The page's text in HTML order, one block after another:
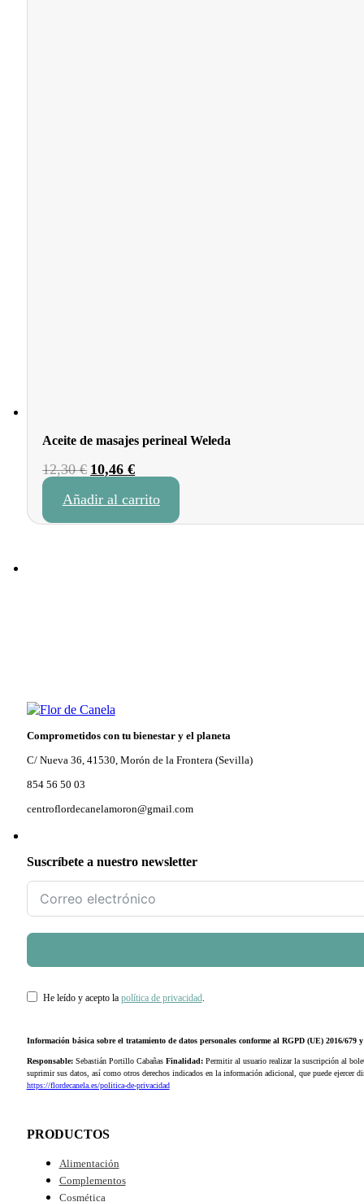
Aceite de masajes perineal Weleda
12,30€ El
original
10,46€El
actual
Añadir al carrito
Comprometidos con tu bienestar y el planeta
C/ Nueva 36, 41530, Morón de la Frontera (Sevilla)
854 56 50 03
centroflordecanelamoron@gmail.com
Suscríbete a nuestro newsletter
He leído y acepto la política de privacidad.
Información básica sobre el tratamiento de datos personales conforme al RGPD (UE) 2016/679
Responsable:Sebastián Portillo Cabañas Finalidad:Permitir al usuario realizar la suscripción al
suprimir sus datos, así como otros derechos indicados en la información adicional, que puede
https://flordecanela.es/politica-de-privacidad
PRODUCTOS
Alimentación
Complementos
Cosmética